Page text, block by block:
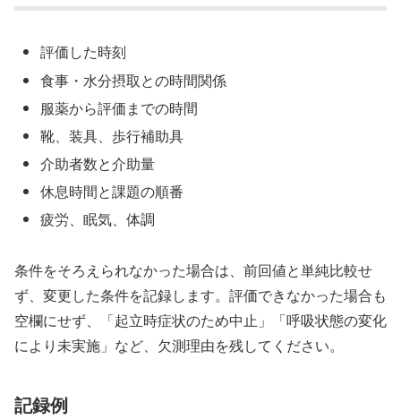
評価した時刻
食事・水分摂取との時間関係
服薬から評価までの時間
靴、装具、歩行補助具
介助者数と介助量
休息時間と課題の順番
疲労、眠気、体調
条件をそろえられなかった場合は、前回値と単純比較せ
ず、変更した条件を記録します。評価できなかった場合も
空欄にせず、「起立時症状のため中止」「呼吸状態の変化
により未実施」など、欠測理由を残してください。
記録例